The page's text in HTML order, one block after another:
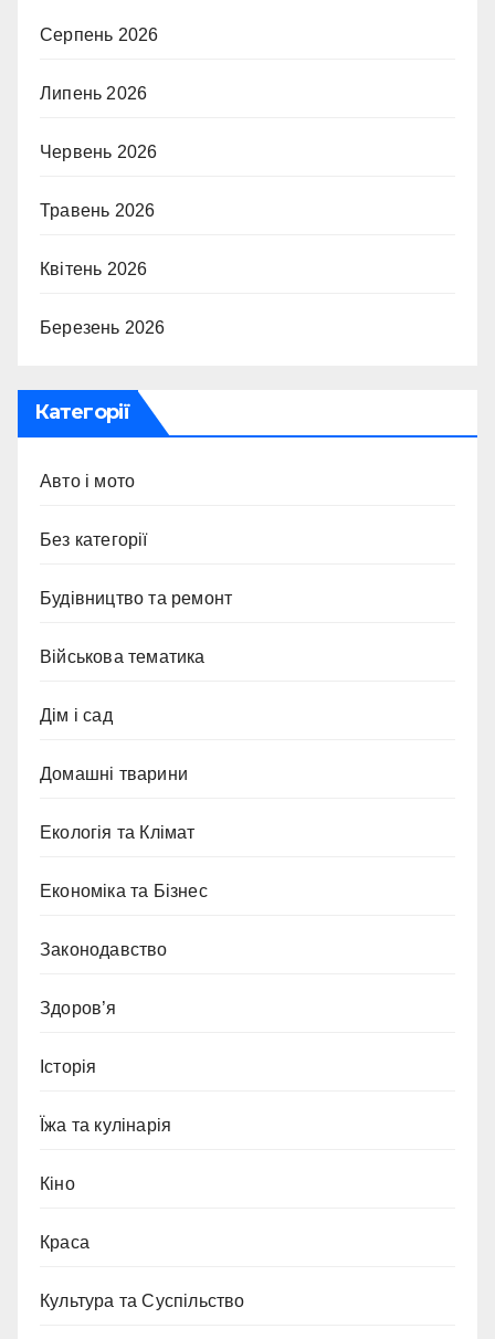
Серпень 2026
Липень 2026
Червень 2026
Травень 2026
Квітень 2026
Березень 2026
Категорії
Авто і мото
Без категорії
Будівництво та ремонт
Військова тематика
Дім і сад
Домашні тварини
Екологія та Клімат
Економіка та Бізнес
Законодавство
Здоров’я
Історія
Їжа та кулінарія
Кіно
Краса
Культура та Суспільство